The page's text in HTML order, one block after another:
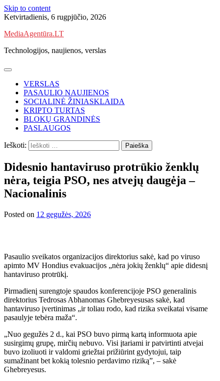
Skip to content
Ketvirtadienis, 6 rugpjūčio, 2026
MediaAgentūra.LT
Technologijos, naujienos, verslas
VERSLAS
PASAULIO NAUJIENOS
SOCIALINĖ ŽINIASKLAIDA
KRIPTO TURTAS
BLOKŲ GRANDINĖS
PASLAUGOS
Ieškoti:
Didesnio hantaviruso protrūkio ženklų
nėra, teigia PSO, nes atvejų daugėja –
Nacionalinis
Posted on 12 gegužės, 2026
Pasaulio sveikatos organizacijos direktorius sakė, kad po viruso
apimto MV Hondius evakuacijos „nėra jokių ženklų“ apie didesnį
hantaviruso protrūkį.
Pirmadienį surengtoje spaudos konferencijoje PSO generalinis
direktorius Tedrosas Abhanomas Ghebreyesusas sakė, kad
hantaviruso įvertinimas „ir toliau rodo, kad rizika sveikatai visame
pasaulyje tebėra maža“.
„Nuo gegužės 2 d., kai PSO buvo pirmą kartą informuota apie
susirgimų grupę, mirčių nebuvo. Visi įtariami ir patvirtinti atvejai
buvo izoliuoti ir valdomi griežtai prižiūrint gydytojui, taip
sumažinant bet kokią tolesnio perdavimo riziką”, – sakė
Ghebreyesus.